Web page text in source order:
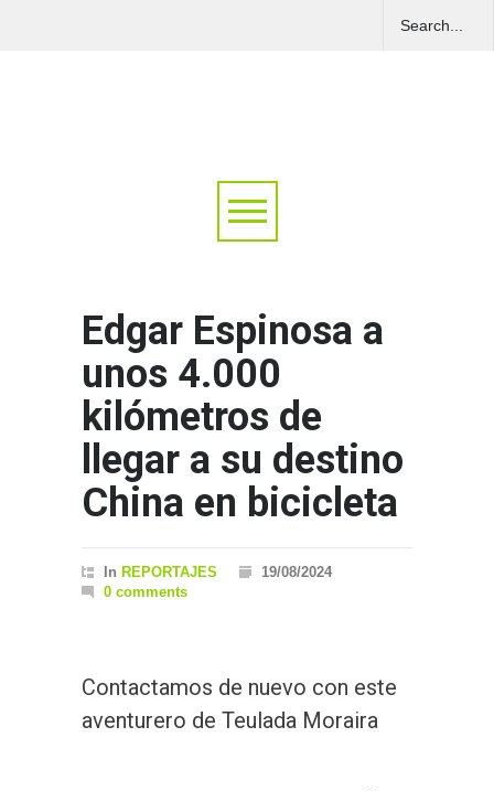
Edgar Espinosa a
unos 4.000
kilómetros de
llegar a su destino
China en bicicleta
In REPORTAJES
19/08/2024
0 comments
Contactamos de nuevo con este
aventurero de Teulada Moraira